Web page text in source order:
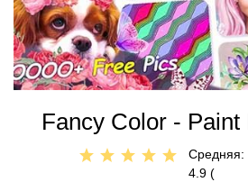
Fancy Color -
Средняя:
4.9 (